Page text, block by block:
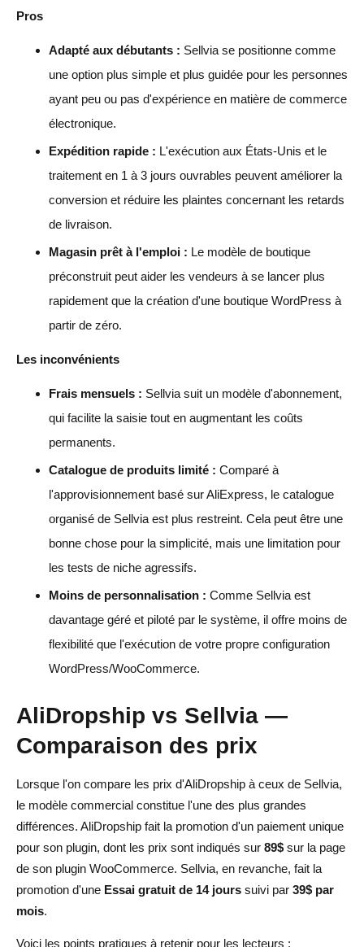
Pros
Adapté aux débutants : Sellvia se positionne comme
une option plus simple et plus guidée pour les personnes
ayant peu ou pas d'expérience en matière de commerce
électronique.
Expédition rapide : L'exécution aux États-Unis et le
traitement en 1 à 3 jours ouvrables peuvent améliorer la
conversion et réduire les plaintes concernant les retards
de livraison.
Magasin prêt à l'emploi : Le modèle de boutique
préconstruit peut aider les vendeurs à se lancer plus
rapidement que la création d'une boutique WordPress à
partir de zéro.
Les inconvénients
Frais mensuels : Sellvia suit un modèle d'abonnement,
qui facilite la saisie tout en augmentant les coûts
permanents.
Catalogue de produits limité : Comparé à
l'approvisionnement basé sur AliExpress, le catalogue
organisé de Sellvia est plus restreint. Cela peut être une
bonne chose pour la simplicité, mais une limitation pour
les tests de niche agressifs.
Moins de personnalisation : Comme Sellvia est
davantage géré et piloté par le système, il offre moins de
flexibilité que l'exécution de votre propre configuration
WordPress/WooCommerce.
AliDropship vs Sellvia —
Comparaison des prix
Lorsque l'on compare les prix d'AliDropship à ceux de Sellvia,
le modèle commercial constitue l'une des plus grandes
différences. AliDropship fait la promotion d'un paiement unique
pour son plugin, dont les prix sont indiqués sur 89$ sur la page
de son plugin WooCommerce. Sellvia, en revanche, fait la
promotion d'une Essai gratuit de 14 jours suivi par 39$ par
mois.
Voici les points pratiques à retenir pour les lecteurs :